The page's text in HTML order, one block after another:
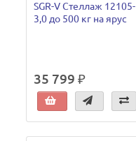
SGR-V Стеллаж 12105-
3,0 до 500 кг на ярус
35 799 ₽